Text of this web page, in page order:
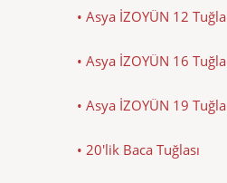
• Asya İZOYÜN 12 Tuğla
• Asya İZOYÜN 16 Tuğla
• Asya İZOYÜN 19 Tuğla
• 20'lik Baca Tuğlası